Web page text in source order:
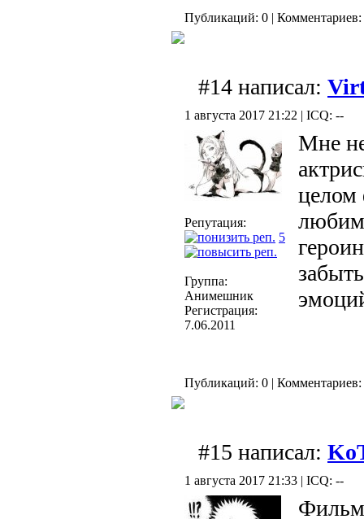
Публикаций: 0 | Комментариев:
#14 написал:
1 августа 2017 21:22 | ICQ: --
Репутация:
5
Группа:
Анимешник
Регистрация:
7.06.2011
Мне
целом
Публикаций: 0 | Комментариев:
#15 написал:
1 августа 2017 21:33 | ICQ: --
Фильм